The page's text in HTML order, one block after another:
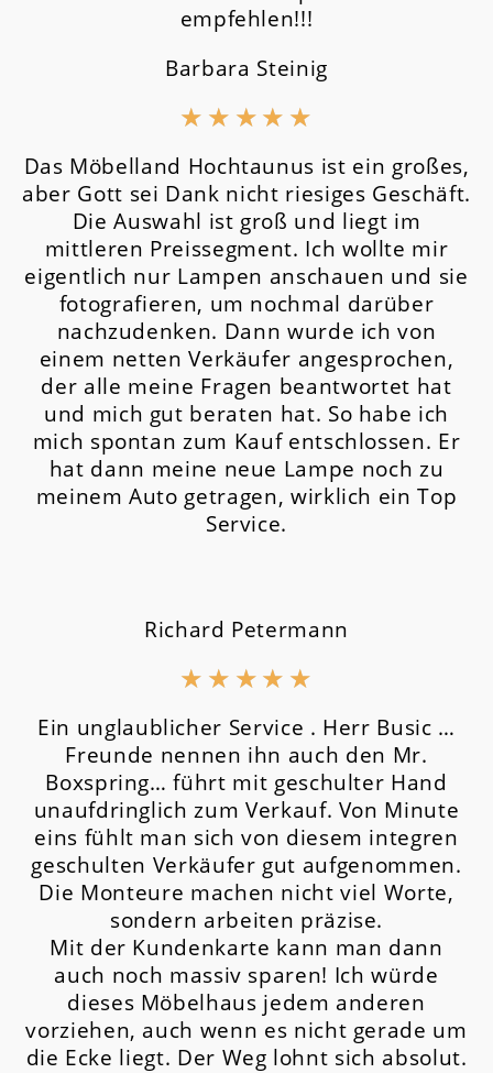
empfehlen!!!
Barbara Steinig
★ ★ ★ ★ ★
Das Möbelland Hochtaunus ist ein großes,
aber Gott sei Dank nicht riesiges Geschäft.
Die Auswahl ist groß und liegt im
mittleren Preissegment. Ich wollte mir
eigentlich nur Lampen anschauen und sie
fotografieren, um nochmal darüber
nachzudenken. Dann wurde ich von
einem netten Verkäufer angesprochen,
der alle meine Fragen beantwortet hat
und mich gut beraten hat. So habe ich
mich spontan zum Kauf entschlossen. Er
hat dann meine neue Lampe noch zu
meinem Auto getragen, wirklich ein Top
Service.
Richard Petermann
★ ★ ★ ★ ★
Ein unglaublicher Service . Herr Busic …
Freunde nennen ihn auch den Mr.
Boxspring… führt mit geschulter Hand
unaufdringlich zum Verkauf. Von Minute
eins fühlt man sich von diesem integren
geschulten Verkäufer gut aufgenommen.
Die Monteure machen nicht viel Worte,
sondern arbeiten präzise.
Mit der Kundenkarte kann man dann
auch noch massiv sparen! Ich würde
dieses Möbelhaus jedem anderen
vorziehen, auch wenn es nicht gerade um
die Ecke liegt. Der Weg lohnt sich absolut.